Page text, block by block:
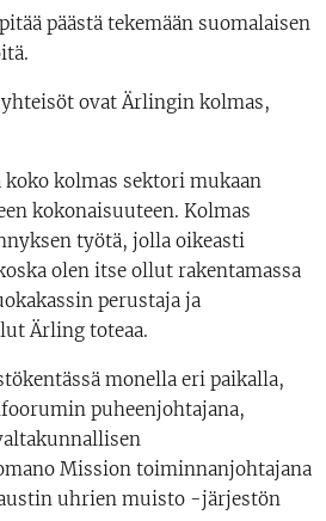
päästä tekemään suomalaisen
ovat Ärlingin kolmas,
koko kolmas sektori mukaan
kokonaisuuteen. Kolmas
työtä, jolla oikeasti
olen itse ollut rakentamassa
perustaja ja
Ärling toteaa.
monella eri paikalla,
puheenjohtajana,
Mission toiminnanjohtajana
uhrien muisto -järjestön